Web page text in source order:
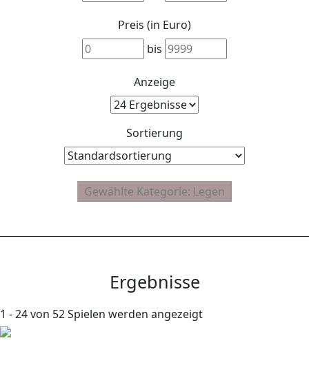
Preis (in Euro)
bis
Anzeige
Sortierung
Ergebnisse
1 - 24 von 52 Spielen werden angezeigt